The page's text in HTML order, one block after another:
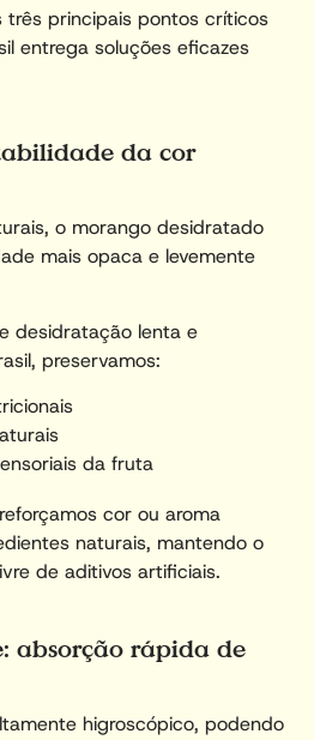
três principais pontos críticos
entrega soluções eficazes
da cor
o morango desidratado
mais opaca e levemente
desidratação lenta e
preservamos:
da fruta
cor ou aroma
naturais, mantendo o
de aditivos artificiais.
absorção rápida de
higroscópico, podendo